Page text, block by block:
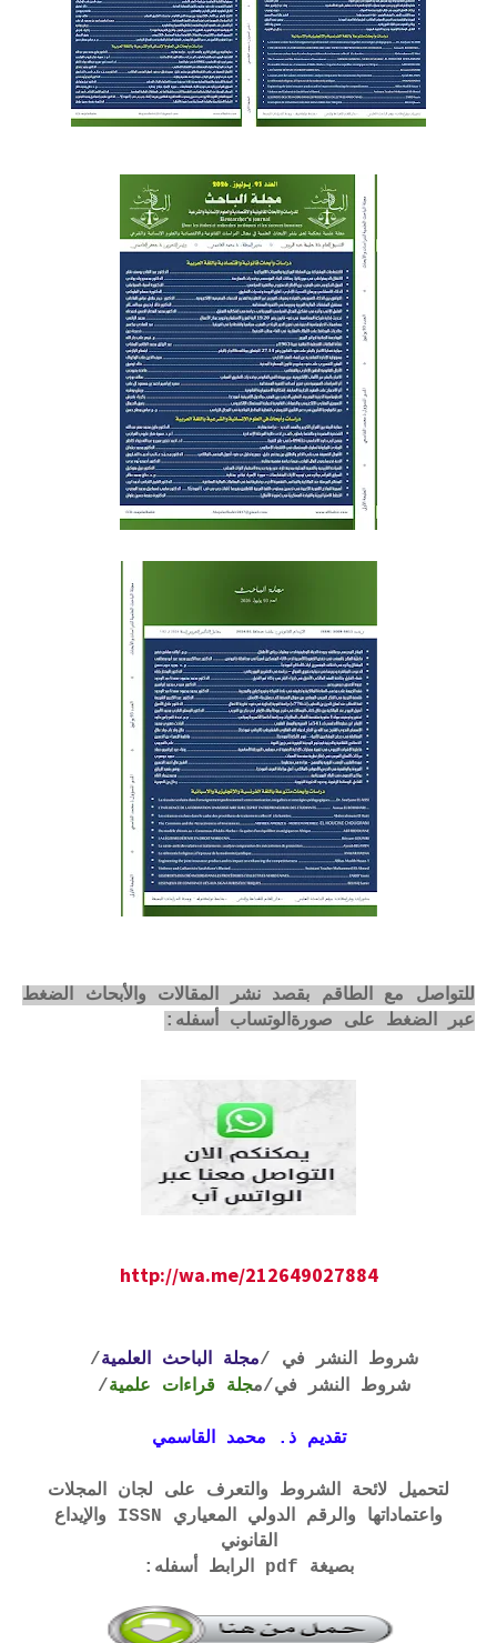
للتواصل مع الطاقم بقصد نشر المقالات والأبحاث الضغط
عبر الضغط على صورةالوتساب أسفله:
http://wa.me/212649027884
شروط النشر في /مجلة الباحث العلمية/
شروط النشر في/مجلة قراءات علمية/
تقديم ذ. محمد القاسمي
لتحميل لائحة الشروط والتعرف على لجان المجلات
واعتماداتها والرقم الدولي المعياري ISSN والإيداع
القانوني
بصيغة pdf الرابط أسفله: